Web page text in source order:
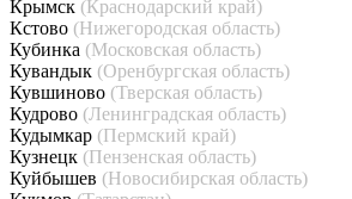
Крымск (Краснодарский край)
Кстово (Нижегородская область)
Кубинка (Московская область)
Кувандык (Оренбургская область)
Кувшиново (Тверская область)
Кудрово (Ленинградская область)
Кудымкар (Пермский край)
Кузнецк (Пензенская область)
Куйбышев (Новосибирская область)